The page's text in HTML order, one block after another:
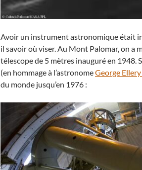
Avoir un instrument astronomique était
il savoir où viser. Au Mont Palomar, on a
télescope de 5 mètres inauguré en 1948.
(en hommage à l’astronomeGeorge
du monde jusqu’en 1976 :